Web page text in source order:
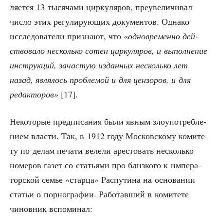
ля­ет­ся 13 тыся­ча­ми цир­ку­ля­ров, пре­уве­ли­чи­вал
чис­ло этих регу­ли­ру­ю­щих доку­мен­тов. Одна­ко
иссле­до­ва­те­ли при­зна­ют, что «одно­вре­мен­но дей­
ство­ва­ло несколь­ко сотен цир­ку­ля­ров, и выпол­не­ние
инструк­ций, зача­стую издан­ных несколь­ко лет
назад, явля­лось про­бле­мой и для цен­зо­ров, и для
редак­то­ров» [17].
Неко­то­рые пред­пи­са­ния были явным зло­упо­треб­ле­
ни­ем вла­сти. Так, в 1912 году Мос­ков­ско­му коми­те­
ту по делам печа­ти веле­ли аре­сто­вать несколь­ко
номе­ров газет со ста­тья­ми про близ­ко­го к импе­ра­
тор­ской семье «стар­ца» Рас­пу­ти­на на осно­ва­нии
ста­тьи о пор­но­гра­фии. Рабо­тав­ший в коми­те­те
чинов­ник вспоминал: